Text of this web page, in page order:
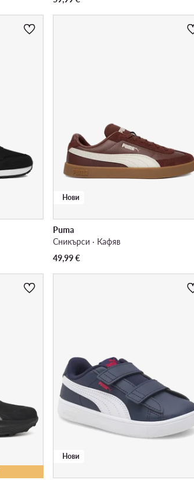
Нови
Puma
Сникърси · Кафяв
49,99€
Нови